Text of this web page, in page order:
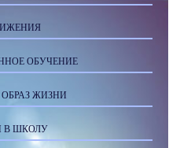
ОБУЧЕНИЕ
ЖИЗНИ
В ШКОЛУ